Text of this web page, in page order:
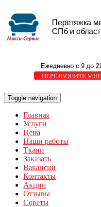
Перетяжка
СПб и
Ежедневно с 9 до
ПЕРЕЗВОНИТЕ МНЕ
Toggle navigation
Главная
Услуги
Цена
Наши работы
Ткани
Заказать
Вакансии
Контакты
Акции
Отзывы
Советы